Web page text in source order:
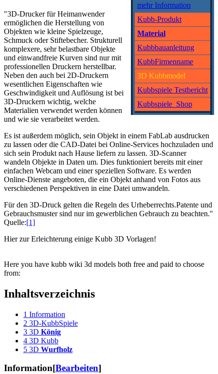
mehr Information
Kubb-Produkt
Material
Kubbbauanleitung
KubbFirmenname
3D Kubbmodel
Kubbspiele Testbericht
Kubbspiele_Shop
"3D-Drucker für Heimanwender
ermöglichen die Herstellung von
Objekten wie kleine Spielzeuge,
Schmuck oder Stiftebecher. Strukturell
komplexere, sehr belastbare Objekte
und einwandfreie Kurven sind nur mit
professionellen Druckern herstellbar.
Neben den auch bei 2D-Druckern
wesentlichen Eigenschaften wie
Geschwindigkeit und Auflösung ist bei
3D-Druckern wichtig, welche
Materialien verwendet werden können
und wie sie verarbeitet werden.
Es ist außerdem möglich, sein Objekt in einem FabLab ausdrucken
zu lassen oder die CAD-Datei bei Online-Services hochzuladen und
sich sein Produkt nach Hause liefern zu lassen. 3D-Scanner
wandeln Objekte in Daten um. Dies funktioniert bereits mit einer
einfachen Webcam und einer speziellen Software. Es werden
Online-Dienste angeboten, die ein Objekt anhand von Fotos aus
verschiedenen Perspektiven in eine Datei umwandeln.
Für den 3D-Druck gelten die Regeln des Urheberrechts.Patente und
Gebrauchsmuster sind nur im gewerblichen Gebrauch zu beachten."
Quelle:[1]
Hier zur Erleichterung einige Kubb 3D Vorlagen!
Here you have kubb wiki 3d models both free and paid to choose
from:
Inhaltsverzeichnis
1 Information
2 3D-KubbSpiele
3 3D König
4 3D Kubb
5 3D Wurfholz
Information[Bearbeiten]